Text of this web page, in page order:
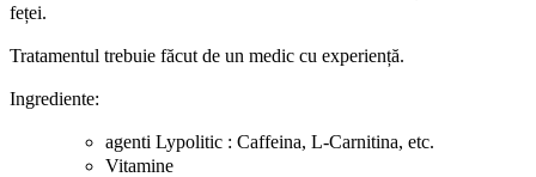
feței.
Tratamentul trebuie făcut de un medic cu experiență.
Ingrediente:
agenti Lypolitic : Caffeina, L-Carnitina, etc.
Vitamine